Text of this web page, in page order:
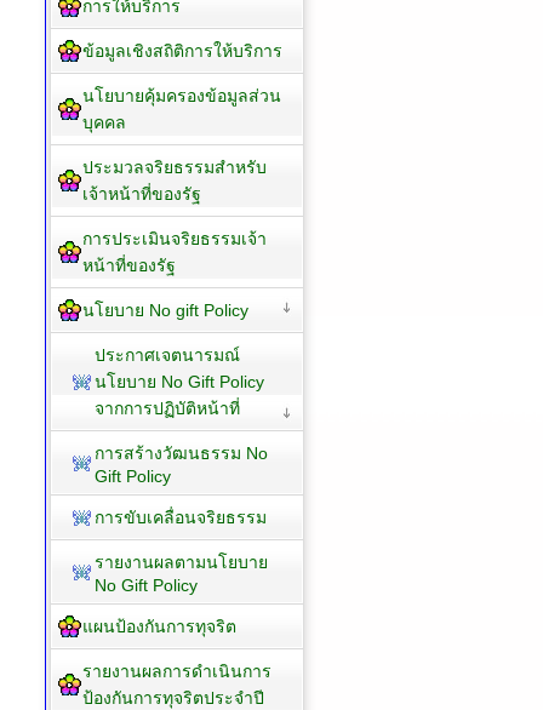
การให้บริการ
ข้อมูลเชิงสถิติการให้บริการ
นโยบายคุ้มครองข้อมูลส่วน
บุคคล
ประมวลจริยธรรมสำหรับ
เจ้าหน้าที่ของรัฐ
การประเมินจริยธรรมเจ้า
หน้าที่ของรัฐ
นโยบาย No gift Policy
ประกาศเจตนารมณ์
นโยบาย No Gift Policy
จากการปฏิบัติหน้าที่
การสร้างวัฒนธรรม No
Gift Policy
การขับเคลื่อนจริยธรรม
รายงานผลตามนโยบาย
No Gift Policy
แผนป้องกันการทุจริต
รายงานผลการดำเนินการ
ป้องกันการทุจริตประจำปี